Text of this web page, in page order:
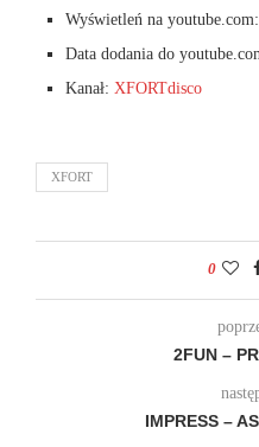
Wyświetleń na youtube.com:
Data dodania do
Kanał: XFORTdisco
XFORT
0
2FUN –
IMPRESS –